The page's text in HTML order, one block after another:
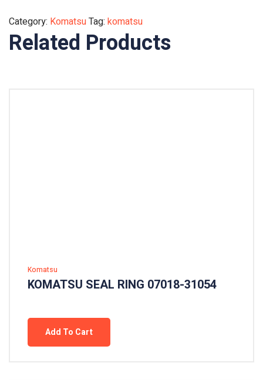
Category: KomatsuTag: komatsu
Related Products
Komatsu
KOMATSU SEAL RING 07018-31054
Add To Cart